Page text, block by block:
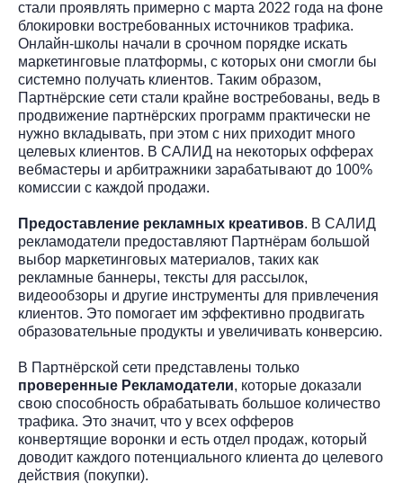
стали проявлять примерно с марта 2022 года на фоне
блокировки востребованных источников трафика.
Онлайн-школы начали в срочном порядке искать
маркетинговые платформы, с которых они смогли бы
системно получать клиентов. Таким образом,
Партнёрские сети стали крайне востребованы, ведь в
продвижение партнёрских программ практически не
нужно вкладывать, при этом с них приходит много
целевых клиентов. В САЛИД на некоторых офферах
вебмастеры и арбитражники зарабатывают до 100%
комиссии с каждой продажи.
Предоставление рекламных креативов. В САЛИД
рекламодатели предоставляют Партнёрам большой
выбор маркетинговых материалов, таких как
рекламные баннеры, тексты для рассылок,
видеообзоры и другие инструменты для привлечения
клиентов. Это помогает им эффективно продвигать
образовательные продукты и увеличивать конверсию.
В Партнёрской сети представлены только
проверенные Рекламодатели, которые доказали
свою способность обрабатывать большое количество
трафика. Это значит, что у всех офферов
конвертящие воронки и есть отдел продаж, который
доводит каждого потенциального клиента до целевого
действия (покупки).